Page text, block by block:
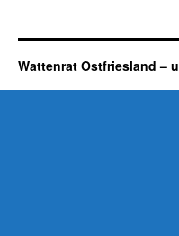
Wattenrat Ostfriesland –